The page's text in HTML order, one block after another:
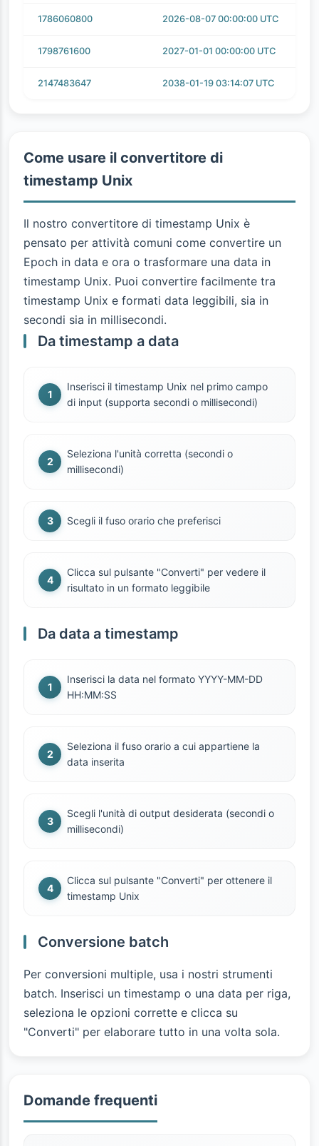
1786060800 2026-08-07 00:00:00 UTC
1798761600 2027-01-01 00:00:00 UTC
2147483647 2038-01-19 03:14:07 UTC
Come usare il convertitore di
timestamp Unix
Il nostro convertitore di timestamp Unix è
pensato per attività comuni come convertire un
Epoch in data e ora o trasformare una data in
timestamp Unix. Puoi convertire facilmente tra
timestamp Unix e formati data leggibili, sia in
secondi sia in millisecondi.
Da timestamp a data
Inserisci il timestamp Unix nel primo campo
di input (supporta secondi o millisecondi)
Seleziona l'unità corretta (secondi o
millisecondi)
Scegli il fuso orario che preferisci
Clicca sul pulsante "Converti" per vedere il
risultato in un formato leggibile
Da data a timestamp
Inserisci la data nel formato YYYY-MM-DD
HH:MM:SS
Seleziona il fuso orario a cui appartiene la
data inserita
Scegli l'unità di output desiderata (secondi o
millisecondi)
Clicca sul pulsante "Converti" per ottenere il
timestamp Unix
Conversione batch
Per conversioni multiple, usa i nostri strumenti
batch. Inserisci un timestamp o una data per riga,
seleziona le opzioni corrette e clicca su
"Converti" per elaborare tutto in una volta sola.
Domande frequenti